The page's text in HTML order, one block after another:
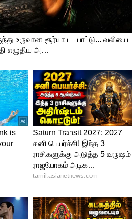
குறித்த தகவலை
பத்திரிகையாளருமான
தொலைக்காட்சி நிறுவனம்
பேட்டியில் கூறியுள்ளார்.
முதல் படமான நம்ம
என்கிற படத்தை இயக்கிய
வழி தனி வழி என்ற
இயக்கியிருக்கிறார்.
படம் தோல்வியை
ரஜினி மகள்களும் ஒரு